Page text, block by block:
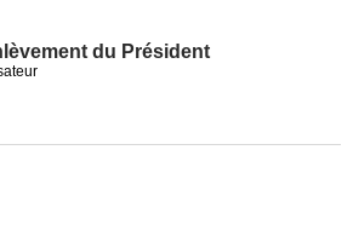
du Président